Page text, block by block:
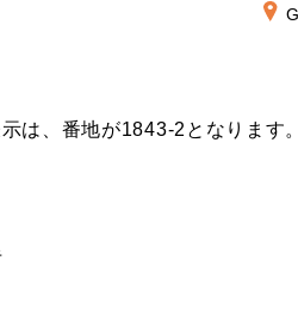
は、番地が1843-2となります